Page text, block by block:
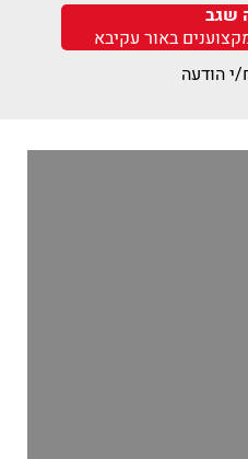
שגב
באור עקיבא
י הודעה